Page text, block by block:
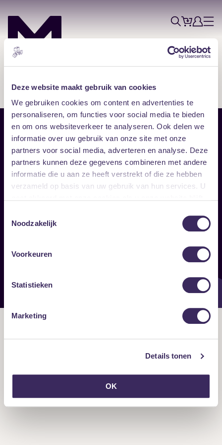
Deze website maakt gebruik van cookies
We gebruiken cookies om content en advertenties te
personaliseren, om functies voor social media te bieden
en om ons websiteverkeer te analyseren. Ook delen we
informatie over uw gebruik van onze site met onze
partners voor social media, adverteren en analyse. Deze
partners kunnen deze gegevens combineren met andere
informatie die u aan ze heeft verstrekt of die ze hebben
verzameld op basis van uw gebruik van hun services. U
Noodzakelijk
Voorkeuren
Statistieken
Marketing
Details tonen
OK
ZoekTicketsAccount
Menu
Sitemap
Home
Vrijwilligers
Verhuur
Disclaimer
Toegankelijkheid
Privacy & cookies
Follow
Onze nieuwsbrief ontvangen?